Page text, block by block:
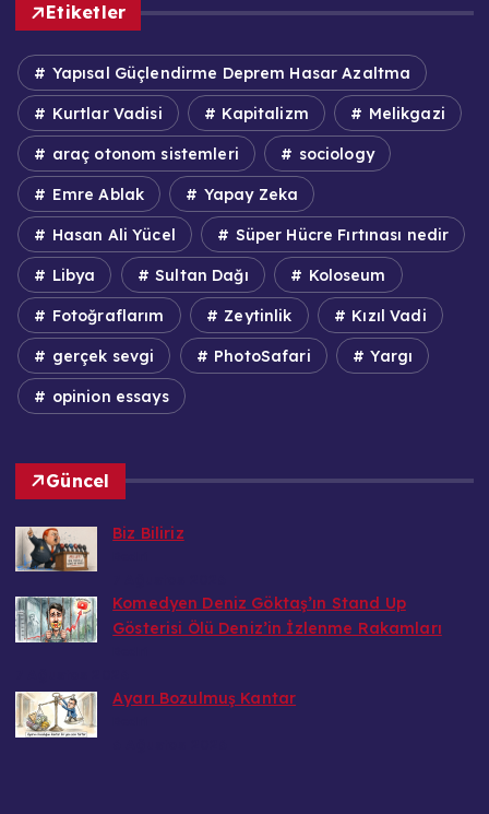
Etiketler
Yapısal Güçlendirme Deprem Hasar Azaltma
Kurtlar Vadisi Kapitalizm Melikgazi
araç otonom sistemleri sociology
Emre Ablak Yapay Zeka
Hasan Ali Yücel Süper Hücre Fırtınası nedir
Libya Sultan Dağı Koloseum
Fotoğraflarım Zeytinlik Kızıl Vadi
gerçek sevgi PhotoSafari Yargı
opinion essays
Güncel
Biz Biliriz
Komedyen Deniz Göktaş’ın Stand Up
Gösterisi Ölü Deniz’in İzlenme Rakamları
Ayarı Bozulmuş Kantar